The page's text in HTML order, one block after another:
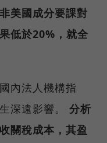
美國成分要課對
低於20%，就全
內法人機構指
深遠影響。 分析
關稅成本，其盈